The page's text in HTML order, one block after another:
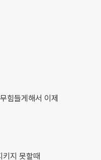
힘들게해서 이제
키지 못할때